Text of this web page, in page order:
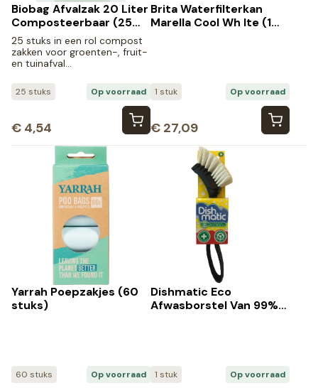
Biobag Afvalzak 20 Liter
Composteerbaar (25
stuks)
25 stuks in een rol compost
zakken voor groenten-, fruit-
en tuinafval…
25 stuks Op voorraad
€ 4,54
Brita Waterfilterkan
Marella Cool Wh Ite (1
1 stuk Op voorraad
€ 27,09
Yarrah Poepzakjes (60
stuks)
60 stuks Op voorraad
Dishmatic Eco
Afwasborstel Van 99%
1 stuk Op voorraad